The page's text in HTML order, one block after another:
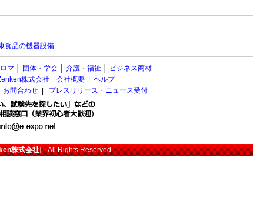
食品の機器設備
マ 団体・学会 介護・福祉
ビジネス商材
株式会社 会社概要
ヘルプ
お問合わせ プレスリリース・ニュース受付
株式会社] All Rights Reserved.